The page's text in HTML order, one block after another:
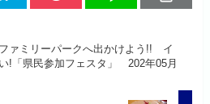
ァミリーパークへ出かけよう!! イ
!「県民参加フェスタ」 202年05月